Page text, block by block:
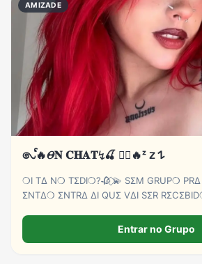
AMIZADE
𑇢ᩘ🔥𝛩𝐍 𝐂𝐇𝐀𝐓↯🍒 ⃝⃔‌‌🔥ᶻ 𝗓 𐰁
❍I TΔ N❍ TΣDI❍?🥀 ⃟💫 SΣM GRUP❍ PRΔ INTΣRΔGIR?
ΣNTΔ❍ ΣNTRΔ ΔI QUΣ VΔI SΣR
Entrar no Grupo